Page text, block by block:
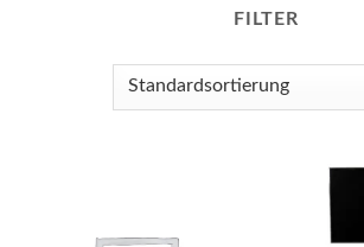
FILTER